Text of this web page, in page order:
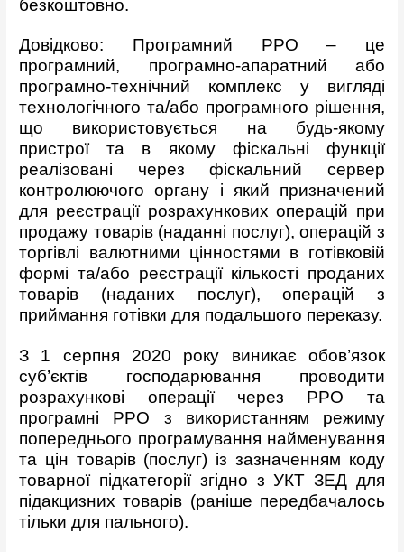
безкоштовно.
Довідково: Програмний РРО – це
програмний, програмно-апаратний або
програмно-технічний комплекс у вигляді
технологічного та/або програмного рішення,
що використовується на будь-якому
пристрої та в якому фіскальні функції
реалізовані через фіскальний сервер
контролюючого органу і який призначений
для реєстрації розрахункових операцій при
продажу товарів (наданні послуг), операцій з
торгівлі ва­лютними цінностями в готівковій
формі та/або реєстрації кількості проданих
товарів (наданих послуг), операцій з
приймання готівки для по­дальшого переказу.
З 1 серпня 2020 року виникає обов’язок
суб’єктів господарювання проводити
розрахункові операції через РРО та
програмні РРО з використанням режиму
попереднього програмування найменування
та цін товарів (послуг) із зазначенням коду
товарної підкатегорії згідно з УКТ ЗЕД для
підакцизних товарів (раніше передбачалось
тільки для пального).